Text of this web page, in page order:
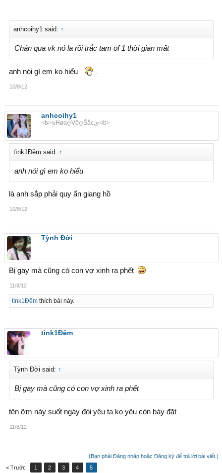
anhcoihy1 said: ↑
Chán qua vk nó la rồi trắc tam of 1 thời gian mất
anh nói gì em ko hiểu
10/8/12
anhcoihy1
<b>๖ۜHøaღVôღŠắcى</b>
tìnk1Đêm said: ↑
anh nói gì em ko hiểu
là anh sắp phải quy ẩn giang hồ
10/8/12
Tỳnh Đời
Bị gay mà cũng có con vợ xinh ra phết
11/8/12
tìnk1Đêmthích bài này.
tìnk1Đêm
Tỳnh Đời said: ↑
Bị gay mà cũng có con vợ xinh ra phết
tên ỡm này suốt ngày đòi yêu ta ko yêu còn bày đặt
11/8/12
(Bạn phải Đăng nhập hoặc Đăng ký để trả lời bài viết.)
< Trước
1 2 3 4 5